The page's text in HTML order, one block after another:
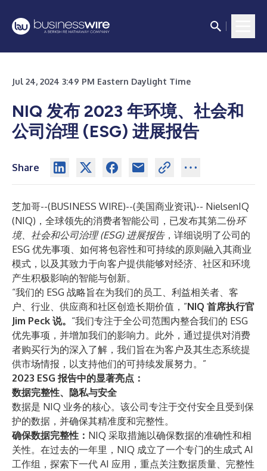
Jul 24, 2024 3:49 PM Eastern Daylight Time
NIQ 发布 2023 年环境、社会和
公司治理 (ESG) 进展报告
Share
芝加哥--(BUSINESS WIRE)--(美国商业资讯)-- NielsenIQ
(NIQ)，全球领先的消费者智能公司，已发布其第二份环
境、社会和公司治理 (ESG) 进展报告，详细说明了公司的
ESG 优先事项、如何将包容性和可持续的原则融入其商业
模式，以及其致力于向客户提供能够对经济、社区和环境
产生积极影响的智能与创新。
“我们的 ESG 战略旨在为我们的员工、利益相关者、客
户、行业、供应商和社区创造长期价值，”NIQ 首席执行官
Jim Peck 说。 “我们专注于全公司范围内整合我们的 ESG
优先事项，并增加我们的影响力。此外，通过提供对消费
者购买行为的深入了解，我们旨在为客户及其生态系统提
供市场情报，以支持他们的可持续发展努力。”
2023 ESG 报告中的显著亮点：
数据完整性、隐私与安全
数据是 NIQ 业务的核心。该公司专注于交付安全且受到保
护的数据，并确保其精准度和完整性。
确保数据完整性： NIQ 采取措施以确保数据的准确性和相
关性。在过去的一年里，NIQ 成立了一个专门的生成式 AI
工作组，探索下一代 AI 应用，重点关注数据质量、完整性